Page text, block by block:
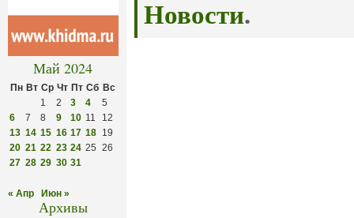
Май 2024
Пн Вт Ср Чт Пт Сб Вс
1
2 3 4
5
6
7 8 9 10 11
12
13 14 15 16 17 18 19
20 21 22 23 24 25 26
27 28 29 30 31
« Апр Июн »
Архивы
Новости.